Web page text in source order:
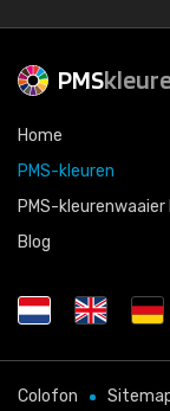
PMS
Home
PMS-kleuren
PMS-kleurenwaaier
Blog
Colofon